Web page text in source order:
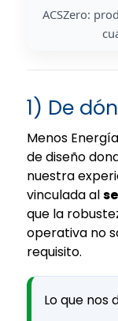
ACSZero:
1) De
Menos
de diseño
nuestra
vinculada al
que la
operativa no
requisito.
Lo que nos